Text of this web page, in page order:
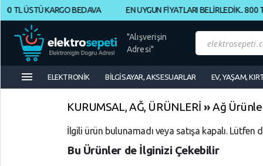
ÜSTÜ KARGO BEDAVA EN UYGUN FİYATLARI BELİRLEDİK.. 800 TL
"Alışverişin
Adresi"
Müşteri
Panelim
Yeni
Gelenler
İndirimdekiler
Kategoriye
menu ELEKTRONİK BİLGİSAYAR, AKSESUARLAR EV, YAŞAM,
KURUMSAL, AĞ, ÜRÜNLERİ »Ağ
İlgili ürün bulunamadı veya satışa kapalı. Lütfen
Bu Ürünler de İlginizi Çekebilir